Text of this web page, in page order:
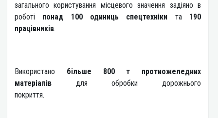
загального користування місцевого значення задіяно в
роботі понад 100 одиниць спецтехніки та 190
працівників.
Використано більше 800 т протиожеледних
матеріалів для обробки дорожнього
покриття.